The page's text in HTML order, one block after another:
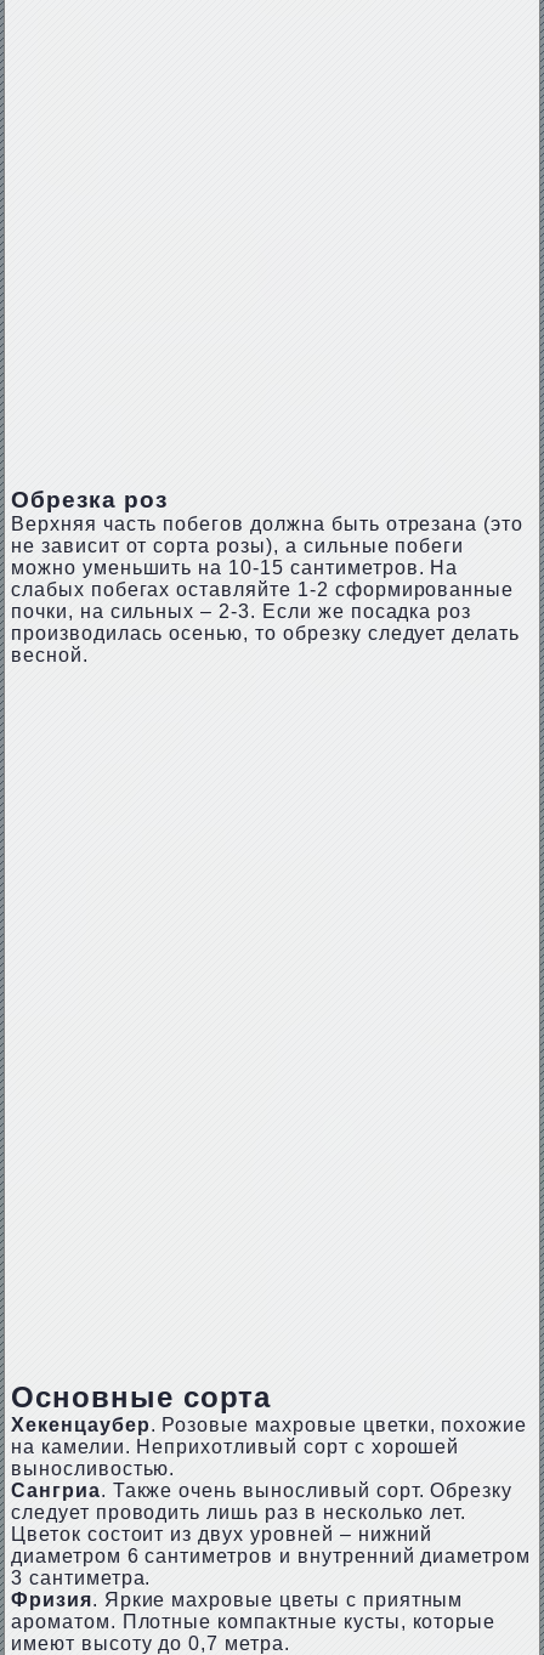
Обрезка роз
Верхняя часть побегов должна быть отрезана (это
не зависит от сорта розы), а сильные побеги
можно уменьшить на 10-15 сантиметров. На
слабых побегах оставляйте 1-2 сформированные
почки, на сильных – 2-3. Если же посадка роз
производилась осенью, то обрезку следует делать
весной.
Основные сорта
Хекенцаубер. Розовые махровые цветки, похожие
на камелии. Неприхотливый сорт с хорошей
выносливостью.
Сангриа. Также очень выносливый сорт. Обрезку
следует проводить лишь раз в несколько лет.
Цветок состоит из двух уровней – нижний
диаметром 6 сантиметров и внутренний диаметром
3 сантиметра.
Фризия. Яркие махровые цветы с приятным
ароматом. Плотные компактные кусты, которые
имеют высоту до 0,7 метра.